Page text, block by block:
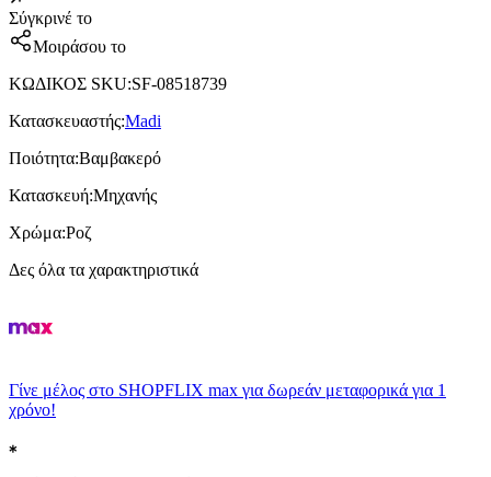
Σύγκρινέ το
Μοιράσου το
ΚΩΔΙΚΟΣ SKU:SF-08518739
Κατασκευαστής:Madi
Ποιότητα:Βαμβακερό
Κατασκευή:Μηχανής
Χρώμα:Ροζ
Δες όλα τα χαρακτηριστικά
Γίνε μέλος στο SHOPFLIX max για δωρεάν μεταφορικά για 1
χρόνο!